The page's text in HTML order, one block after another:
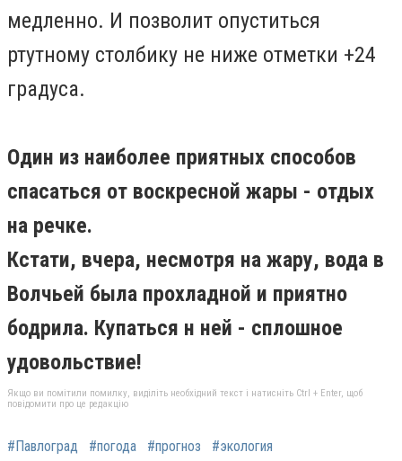
медленно. И позволит опуститься
ртутному столбику не ниже отметки +24
градуса.
Один из наиболее приятных способов
спасаться от воскресной жары - отдых
на речке.
Кстати, вчера, несмотря на жару, вода в
Волчьей была прохладной и приятно
бодрила. Купаться н ней - сплошное
удовольствие!
Якщо ви помітили помилку, виділіть необхідний текст і натисніть Ctrl + Enter, щоб
повідомити про це редакцію
#Павлоград #погода #прогноз #экология